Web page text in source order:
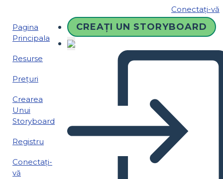
Conectați-vă
Pagina
Principala
Resurse
Prețuri
Crearea
Unui
Storyboard
Registru
Conectați-
vă
CREAȚI UN STORYBOARD